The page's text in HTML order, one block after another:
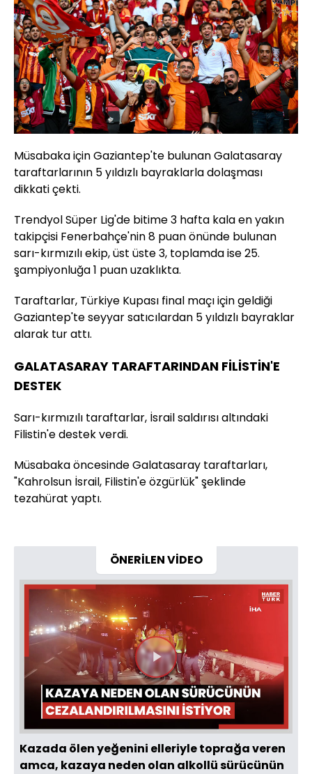
Müsabaka için Gaziantep'te bulunan Galatasaray
taraftarlarının 5 yıldızlı bayraklarla dolaşması
dikkati çekti.
Trendyol Süper Lig'de bitime 3 hafta kala en yakın
takipçisi Fenerbahçe'nin 8 puan önünde bulunan
sarı-kırmızılı ekip, üst üste 3, toplamda ise 25.
şampiyonluğa 1 puan uzaklıkta.
Taraftarlar, Türkiye Kupası final maçı için geldiği
Gaziantep'te seyyar satıcılardan 5 yıldızlı bayraklar
alarak tur attı.
GALATASARAY TARAFTARINDAN FİLİSTİN'E
DESTEK
Sarı-kırmızılı taraftarlar, İsrail saldırısı altındaki
Filistin'e destek verdi.
Müsabaka öncesinde Galatasaray taraftarları,
"Kahrolsun İsrail, Filistin'e özgürlük" şeklinde
tezahürat yaptı.
ÖNERİLEN VİDEO
Videoyu
Oynat
Kazada ölen yeğenini elleriyle toprağa veren
amca, kazaya neden olan alkollü sürücünün